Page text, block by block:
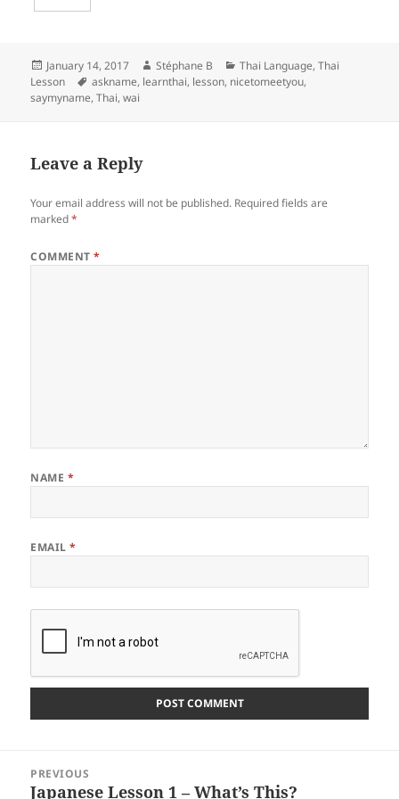
k
r
i
r
Posted
on
January 14, 2017 Author
Stéphane B Categories
Thai Language,Thai
Lesson
Tags
askname, learnthai, lesson, nicetomeetyou,
saymyname,Thai,wai
Leave a Reply
Your email address will not be published. Required fields are
marked*
COMMENT*
NAME *
EMAIL*
navigation
PREVIOUS
Previous
Japanese Lesson 1 – What’s This?